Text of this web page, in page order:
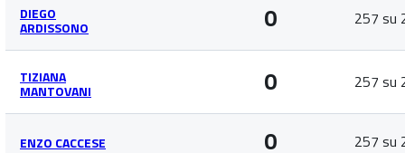
DIEGO
ARDISSONO 0 257 su
TIZIANA
MANTOVANI 0 257 su
ENZO CACCESE 0 257 su